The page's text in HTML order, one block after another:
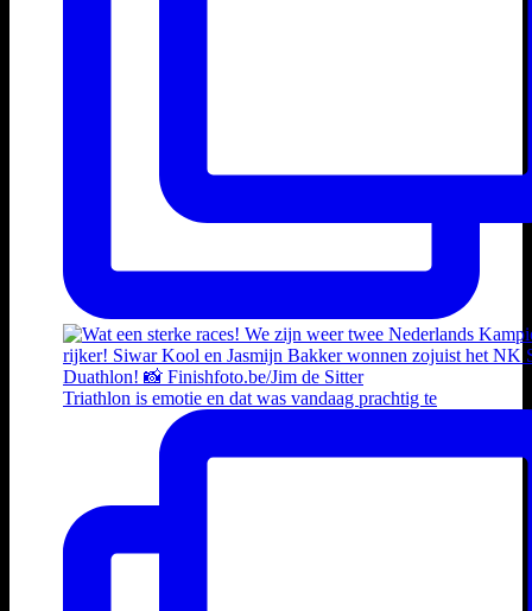
Triathlon is emotie en dat was vandaag prachtig te